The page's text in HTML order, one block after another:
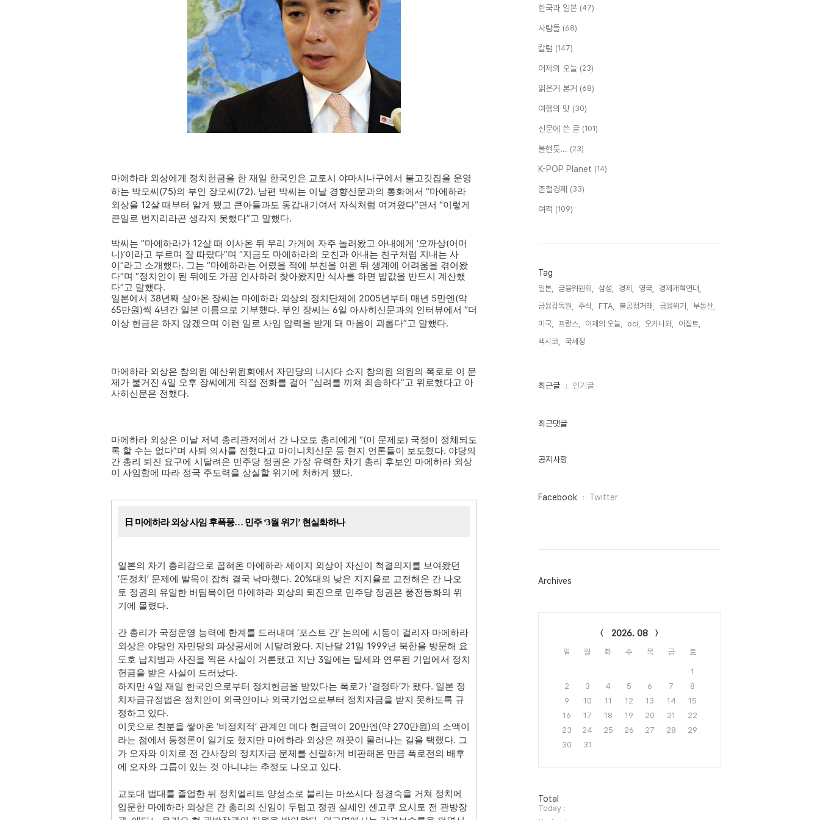
마에하라 외상에게 정치헌금을 한 재일 한국인은 교토시 야마시나구에서 불고깃집을 운영
하는 박모씨(75)의 부인 장모씨(72). 남편 박씨는 이날 경향신문과의 통화에서 “마에하라
외상을 12살 때부터 알게 됐고 큰아들과도 동갑내기여서 자식처럼 여겨왔다”면서 “이렇게
큰일로 번지리라곤 생각지 못했다”고 말했다.
박씨는 “마에하라가 12살 때 이사온 뒤 우리 가게에 자주 놀러왔고 아내에게 ‘오까상(어머
니)’이라고 부르며 잘 따랐다”며 “지금도 마에하라의 모친과 아내는 친구처럼 지내는 사
이”라고 소개했다. 그는 “마에하라는 어렸을 적에 부친을 여읜 뒤 생계에 어려움을 겪어왔
다”며 “정치인이 된 뒤에도 가끔 인사하러 찾아왔지만 식사를 하면 밥값을 반드시 계산했
다”고 말했다.
일본에서 38년째 살아온 장씨는 마에하라 외상의 정치단체에 2005년부터 매년 5만엔(약
65만원)씩 4년간 일본 이름으로 기부했다. 부인 장씨는 6일 아사히신문과의 인터뷰에서 “더
이상 헌금은 하지 않겠으며 이런 일로 사임 압력을 받게 돼 마음이 괴롭다”고 말했다.
마에하라 외상은 참의원 예산위원회에서 자민당의 니시다 쇼지 참의원 의원의 폭로로 이 문
제가 불거진 4일 오후 장씨에게 직접 전화를 걸어 “심려를 끼쳐 죄송하다”고 위로했다고 아
사히신문은 전했다.
마에하라 외상은 이날 저녁 총리관저에서 간 나오토 총리에게 “(이 문제로) 국정이 정체되도
록 할 수는 없다”며 사퇴 의사를 전했다고 마이니치신문 등 현지 언론들이 보도했다. 야당의
간 총리 퇴진 요구에 시달려온 민주당 정권은 가장 유력한 차기 총리 후보인 마에하라 외상
이 사임함에 따라 정국 주도력을 상실할 위기에 처하게 됐다.
日 마에하라 외상 사임 후폭풍… 민주 ‘3월 위기’ 현실화하나
일본의 차기 총리감으로 꼽혀온 마에하라 세이지 외상이 자신이 척결의지를 보여왔던
‘돈정치’ 문제에 발목이 잡혀 결국 낙마했다. 20%대의 낮은 지지율로 고전해온 간 나오
토 정권의 유일한 버팀목이던 마에하라 외상의 퇴진으로 민주당 정권은 풍전등화의 위
기에 몰렸다.
간 총리가 국정운영 능력에 한계를 드러내며 ‘포스트 간’ 논의에 시동이 걸리자 마에하라
외상은 야당인 자민당의 파상공세에 시달려왔다. 지난달 21일 1999년 북한을 방문해 요
도호 납치범과 사진을 찍은 사실이 거론됐고 지난 3일에는 탈세와 연루된 기업에서 정치
헌금을 받은 사실이 드러났다.
하지만 4일 재일 한국인으로부터 정치헌금을 받았다는 폭로가 ‘결정타’가 됐다. 일본 정
치자금규정법은 정치인이 외국인이나 외국기업으로부터 정치자금을 받지 못하도록 규
정하고 있다.
이웃으로 친분을 쌓아온 ‘비정치적’ 관계인 데다 헌금액이 20만엔(약 270만원)의 소액이
라는 점에서 동정론이 일기도 했지만 마에하라 외상은 깨끗이 물러나는 길을 택했다. 그
가 오자와 이치로 전 간사장의 정치자금 문제를 신랄하게 비판해온 만큼 폭로전의 배후
에 오자와 그룹이 있는 것 아니냐는 추정도 나오고 있다.
교토대 법대를 졸업한 뒤 정치엘리트 양성소로 불리는 마쓰시다 정경숙을 거쳐 정치에
입문한 마에하라 외상은 간 총리의 신임이 두텁고 정권 실세인 센고쿠 요시토 전 관방장
한국과 일본 (47)
사람들 (68)
칼럼 (147)
어제의 오늘 (23)
읽은거 본거 (68)
여행의 맛 (30)
신문에 쓴 글 (101)
불현듯... (23)
K-POP Planet (14)
촌철경제 (33)
여적 (109)
Tag
일본, 금융위원회, 삼성, 경제, 영국,
경제개혁연대,
금융감독원,
주식, FTA, 불공정거래, 금융위기,
부동산,
미국,
프랑스, 어제의 오늘, oci, 오키나와,
이집트,
멕시코,
국세청,
최
인
최근글 인기글
최근댓글
공지사항
페
그
Facebook Twitter
Archives
2026. 08
일 월 화 수 목 금 토
1
2
3 4 5 6 7
8
9
10 11 12 13 14
15
16
17 18 19 20 21
22
23
24 25 26 27 28
29
30
31
방
문
자
Total
Today :